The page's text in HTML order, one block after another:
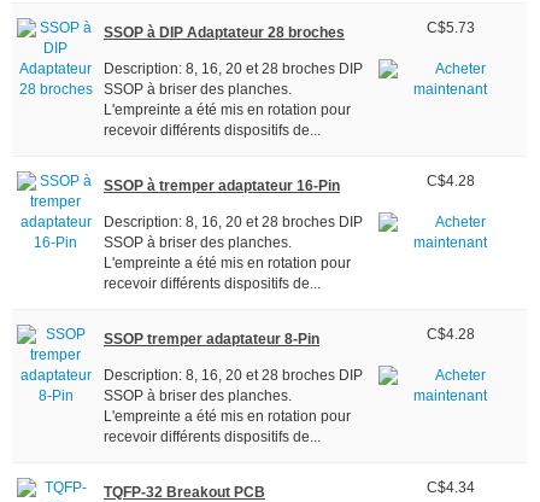
SSOP à DIP Adaptateur 28 broches
Description: 8, 16, 20 et 28 broches DIP
SSOP à briser des planches.
L'empreinte a été mis en rotation pour
recevoir différents dispositifs de...
C$5.73
SSOP à tremper adaptateur 16-Pin
Description: 8, 16, 20 et 28 broches DIP
SSOP à briser des planches.
L'empreinte a été mis en rotation pour
recevoir différents dispositifs de...
C$4.28
SSOP tremper adaptateur 8-Pin
Description: 8, 16, 20 et 28 broches DIP
SSOP à briser des planches.
L'empreinte a été mis en rotation pour
recevoir différents dispositifs de...
C$4.28
TQFP-32 Breakout PCB C$4.34